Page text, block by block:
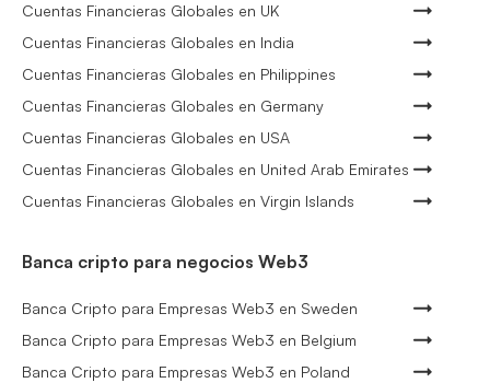
Cuentas Financieras Globales en UK
Cuentas Financieras Globales en India
Cuentas Financieras Globales en Philippines
Cuentas Financieras Globales en Germany
Cuentas Financieras Globales en USA
Cuentas Financieras Globales en United Arab Emirates
Cuentas Financieras Globales en Virgin Islands
Banca cripto para negocios Web3
Banca Cripto para Empresas Web3 en Sweden
Banca Cripto para Empresas Web3 en Belgium
Banca Cripto para Empresas Web3 en Poland